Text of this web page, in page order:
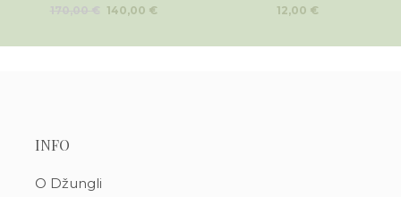
Izvirna
cena
140,00 €Trenutna
12,00 €
INFO
O Džungli